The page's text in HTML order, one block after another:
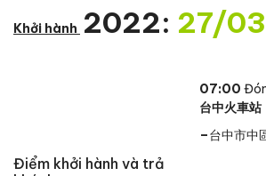
Khởi hành 2022: 27/
Điểm khởi hành và trả
07:00
台中火車站
–台中市中